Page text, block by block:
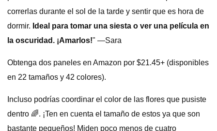
correrlas durante el sol de la tarde y sentir que es hora de
dormir. Ideal para tomar una siesta o ver una película en
la oscuridad. ¡Amarlos!" —Sara
Obtenga dos paneles en Amazon por $21.45+ (disponibles
en 22 tamaños y 42 colores).
Incluso podrías coordinar el color de las flores que pusiste
dentro 🌈. ¡Ten en cuenta el tamaño de estos ya que son
bastante pequeños! Miden poco menos de cuatro